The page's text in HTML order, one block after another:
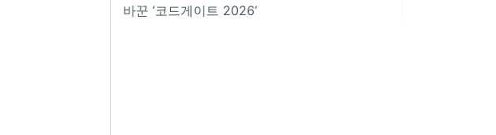
바꾼 ‘코드게이트 2026’